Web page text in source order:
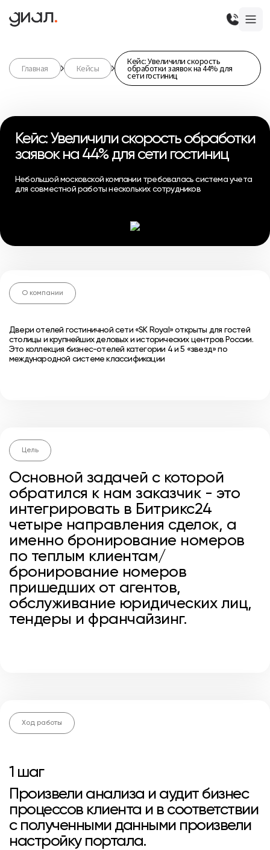
Главная Кейсы
Кейс: Увеличили скорость
обработки заявок на 44% для
сети гостиниц
Кейс: Увеличили скорость обработки
заявок на 44% для сети гостиниц
Небольшой московской компании требовалась система учета
для совместной работы нескольких сотрудников
О компании
Двери отелей гостиничной сети «SK Royal» открыты для гостей
столицы и крупнейших деловых и исторических центров России.
Это коллекция бизнес-отелей категории 4 и 5 «звезд» по
международной системе классификации
Цель
Основной задачей с которой
обратился к нам заказчик - это
интегрировать в Битрикс24
четыре направления сделок, а
именно бронирование номеров
по теплым клиентам/
бронирование номеров
пришедших от агентов,
обслуживание юридических лиц,
тендеры и франчайзинг.
Ход работы
1 шаг
Произвели анализа и аудит бизнес
процессов клиента и в соответствии
с полученными данными произвели
настройку портала.